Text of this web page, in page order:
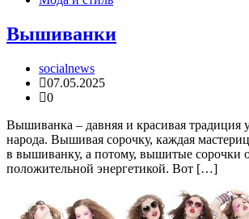
Вышиванки
socialnews
07.05.2025
0
Вышиванка – давняя и красивая традиция
народа. Вышивая сорочку, каждая
в вышиванку, а потому, вышитые сорочки
положительной энергетикой. Вот […]